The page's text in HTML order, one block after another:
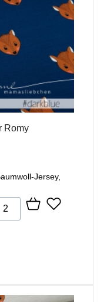
Romy
Jersey,